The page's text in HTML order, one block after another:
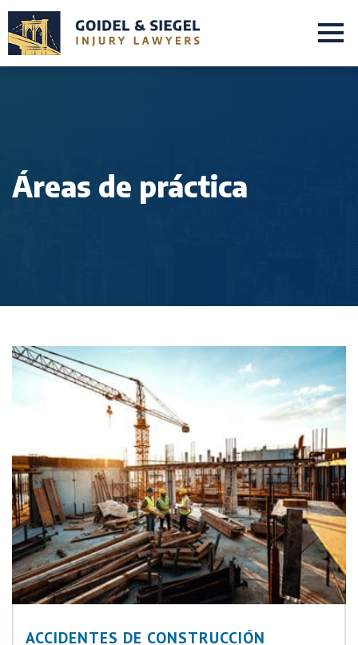
Áreas de práctica
ACCIDENTES DE CONSTRUCCIÓN